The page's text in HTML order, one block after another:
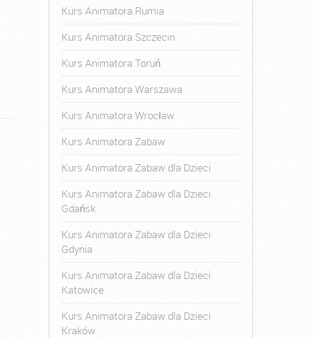
Kurs Animatora Rumia
Kurs Animatora Szczecin
Kurs Animatora Toruń
Kurs Animatora Warszawa
Kurs Animatora Wrocław
Kurs Animatora Zabaw
Kurs Animatora Zabaw dla Dzieci
Kurs Animatora Zabaw dla Dzieci
Gdańsk
Kurs Animatora Zabaw dla Dzieci
Gdynia
Kurs Animatora Zabaw dla Dzieci
Katowice
Kurs Animatora Zabaw dla Dzieci
Kraków